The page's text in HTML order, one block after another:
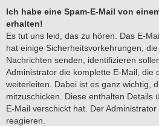
Ich habe eine Spam-E-Mail von
erhalten!
Es tut uns leid, das zu hören. Das E-
hat einige Sicherheitsvorkehrungen,
Nachrichten senden, identifizieren
Administrator die komplette E-Mail, die
weiterleiten. Dabei ist es ganz wichtig,
mitzuschicken. Diese enthalten Details
E-Mail verschickt hat. Der
reagieren.